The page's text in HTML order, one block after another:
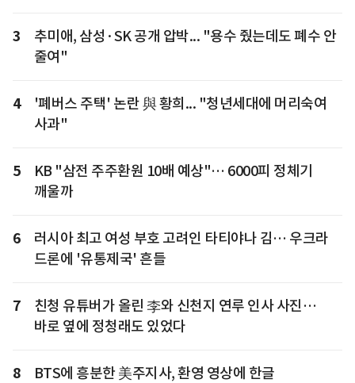
3
추미애, 삼성·SK 공개 압박... "용수 줬는데도 폐수 안
줄여"
4
'폐버스 주택' 논란 與 황희... "청년세대에 머리숙여
사과"
5
KB "삼전 주주환원 10배 예상"… 6000피 정체기
깨울까
6
러시아 최고 여성 부호 고려인 타티야나 김… 우크라
드론에 '유통제국' 흔들
7
친청 유튜버가 올린 李와 신천지 연루 인사 사진…
바로 옆에 정청래도 있었다
8
BTS에 흥분한 美주지사, 환영 영상에 한글